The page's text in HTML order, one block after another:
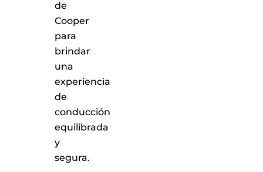
de
Cooper
para
brindar
una
experiencia
de
conducción
equilibrada
y
segura.